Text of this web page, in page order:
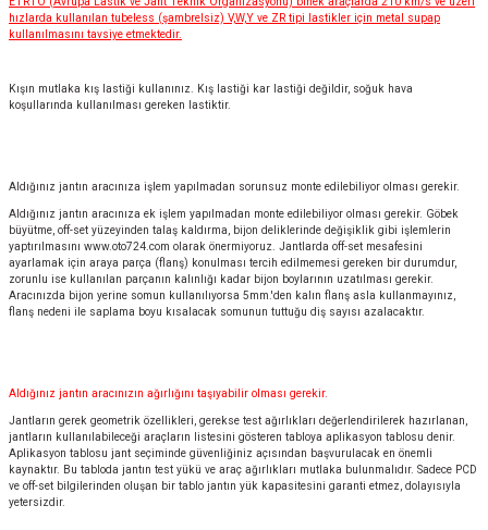
hızlarda kullanılan tubeless (şambrelsiz) V,W,Y ve ZR tipi lastikler için metal supap
kullanılmasını tavsiye etmektedir.
Kışın mutlaka kış lastiği kullanınız. Kış lastiği kar lastiği değildir, soğuk hava
koşullarında kullanılması gereken lastiktir.
Aldığınız jantın aracınıza işlem yapılmadan sorunsuz monte edilebiliyor olması gerekir.
Aldığınız jantın aracınıza ek işlem yapılmadan monte edilebiliyor olması gerekir. Göbek
büyütme, off-set yüzeyinden talaş kaldırma, bijon deliklerinde değişiklik gibi işlemlerin
yaptırılmasını www.oto724.com olarak önermiyoruz. Jantlarda off-set mesafesini
ayarlamak için araya parça (flanş) konulması tercih edilmemesi gereken bir durumdur,
zorunlu ise kullanılan parçanın kalınlığı kadar bijon boylarının uzatılması gerekir.
Aracınızda bijon yerine somun kullanılıyorsa 5mm.'den kalın flanş asla kullanmayınız,
flanş nedeni ile saplama boyu kısalacak somunun tuttuğu diş sayısı azalacaktır.
Aldığınız jantın aracınızın ağırlığını taşıyabilir olması gerekir.
Jantların gerek geometrik özellikleri, gerekse test ağırlıkları değerlendirilerek hazırlanan,
jantların kullanılabileceği araçların listesini gösteren tabloya aplikasyon tablosu denir.
Aplikasyon tablosu jant seçiminde güvenliğiniz açısından başvurulacak en önemli
kaynaktır. Bu tabloda jantın test yükü ve araç ağırlıkları mutlaka bulunmalıdır. Sadece PCD
ve off-set bilgilerinden oluşan bir tablo jantın yük kapasitesini garanti etmez, dolayısıyla
yetersizdir.